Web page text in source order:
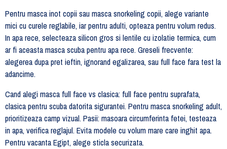
Pentru masca inot copii sau masca snorkeling copii, alege variante
mici cu curele reglabile, iar pentru adulti, opteaza pentru volum redus.
In apa rece, selecteaza silicon gros si lentile cu izolatie termica, cum
ar fi aceasta masca scuba pentru apa rece. Greseli frecvente:
alegerea dupa pret ieftin, ignorand egalizarea, sau full face fara test la
adancime.
Cand alegi masca full face vs clasica: full face pentru suprafata,
clasica pentru scuba datorita sigurantei. Pentru masca snorkeling adult,
prioritizeaza camp vizual. Pasii: masoara circumferinta fetei, testeaza
in apa, verifica reglajul. Evita modele cu volum mare care inghit apa.
Pentru vacanta Egipt, alege sticla securizata.